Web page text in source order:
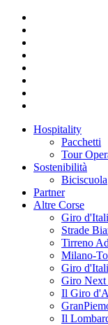
Hospitality
Pacchetti
Tour
Sostenibilità
Biciscuola
Partner
Altre Corse
Giro
Strade
Tirreno
Milano-
Giro
Giro Next
Il Giro
Il